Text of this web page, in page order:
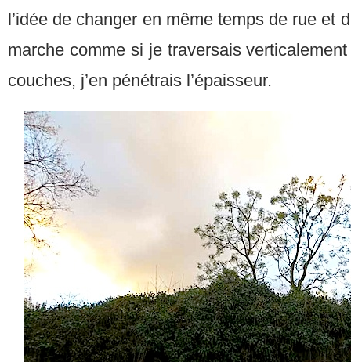
l’idée de changer en même temps de rue et
marche comme si je traversais
couches, j’en pénétrais l’épaisseur.